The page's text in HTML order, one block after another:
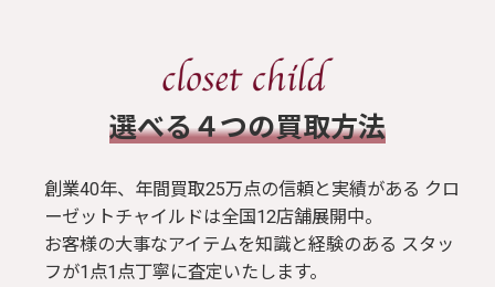
ブラウス / シャツ
トップス
​選べる４つの買取方法
創業40年、年間買取25万点の信頼と実績がある クロ
ーゼットチャイルドは全国12店舗展開中。
お客様の大事なアイテムを知識と経験のある スタッ
フが1点1点丁寧に査定いたします。